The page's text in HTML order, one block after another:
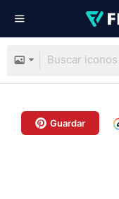
Guardar